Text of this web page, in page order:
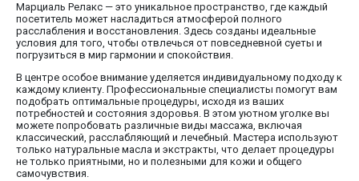
Марциаль Релакс — это уникальное пространство, где каждый
посетитель может насладиться атмосферой полного
расслабления и восстановления. Здесь созданы идеальные
условия для того, чтобы отвлечься от повседневной суеты и
погрузиться в мир гармонии и спокойствия.
В центре особое внимание уделяется индивидуальному подходу к
каждому клиенту. Профессиональные специалисты помогут вам
подобрать оптимальные процедуры, исходя из ваших
потребностей и состояния здоровья. В этом уютном уголке вы
можете попробовать различные виды массажа, включая
классический, расслабляющий и лечебный. Мастера используют
только натуральные масла и экстракты, что делает процедуры
не только приятными, но и полезными для кожи и общего
самочувствия.